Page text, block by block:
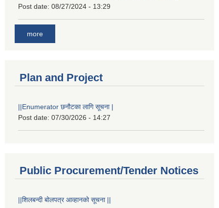
Post date: 08/27/2024 - 13:29
more
Plan and Project
||Enumerator छनौटका लागि सूचना |
Post date: 07/30/2026 - 14:27
Public Procurement/Tender Notices
||शिलबन्दी बोलपत्र आव्हानको सूचना ||